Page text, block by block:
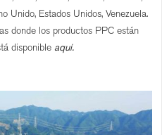
Unido, Estados Unidos, Venezuela.
donde los productos PPC están
disponible aquí.